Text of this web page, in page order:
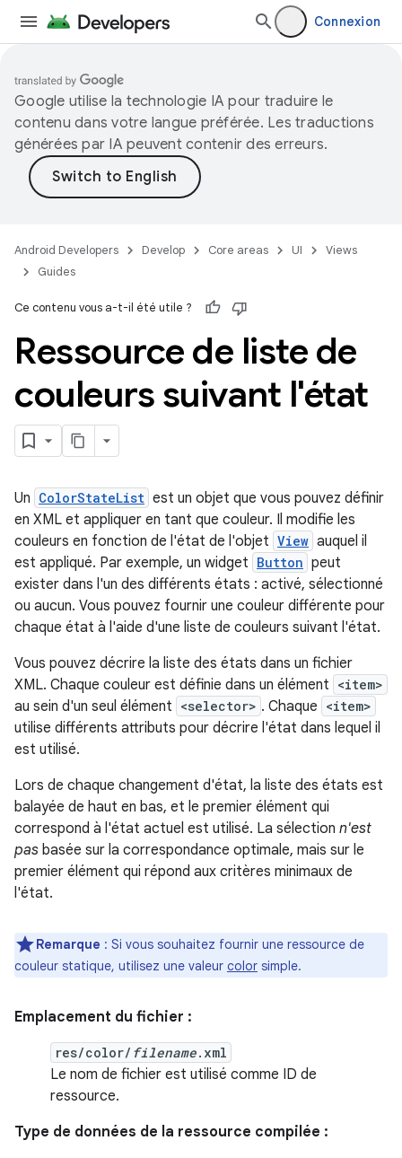
Connexion
Google utilise la technologie IA pour traduire le
contenu dans votre langue préférée. Les traductions
générées par IA peuvent contenir des erreurs.
Android Developers Develop Core areas UI
Views
Guides
Ce contenu vous a-t-il été utile ?
Ressource de liste de
couleurs suivant l'état
Un ColorStateList est un objet que vous pouvez définir
en XML et appliquer en tant que couleur. Il modifie les
couleurs en fonction de l'état de l'objet View auquel il
est appliqué. Par exemple, un widget Button peut
exister dans l'un des différents états : activé, sélectionné
ou aucun. Vous pouvez fournir une couleur différente pour
chaque état à l'aide d'une liste de couleurs suivant l'état.
Vous pouvez décrire la liste des états dans un fichier
XML. Chaque couleur est définie dans un élément <item>
au sein d'un seul élément <selector> . Chaque <item>
utilise différents attributs pour décrire l'état dans lequel il
est utilisé.
Lors de chaque changement d'état, la liste des états est
balayée de haut en bas, et le premier élément qui
correspond à l'état actuel est utilisé. La sélection n'est
pas basée sur la correspondance optimale, mais sur le
premier élément qui répond aux critères minimaux de
l'état.
Remarque : Si vous souhaitez fournir une ressource de
couleur statique, utilisez une valeur color simple.
Emplacement du fichier :
res/color/ filename.xml
Le nom de fichier est utilisé comme ID de
ressource.
Type de données de la ressource compilée :